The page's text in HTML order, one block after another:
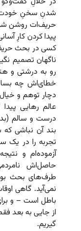
شدنِ سخنِ خودت،
حریف‌ات روشن
پیدا کردن کارِ
کسی در بحث
ناگهان تصمیم
رو به درشتی و
خطای‌اش چه بسا
دچار توهم و
عالم رهایی
درست و سالم
بند آن نباشی
تجربه را در
آزموده‌ام و
حاصل‌اش
طرف‌های بحث
نمی‌آید. گاهی
باطل است – و
از جایی به بعد
گیریم.